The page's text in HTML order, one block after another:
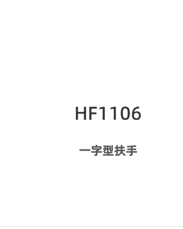
HF1106
一字型扶手